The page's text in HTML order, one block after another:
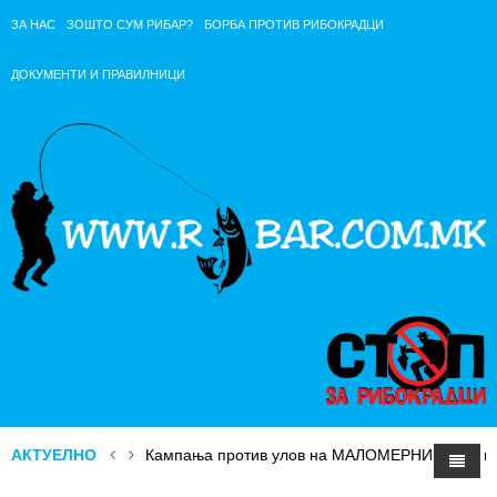
ЗА НАС ЗОШТО СУМ РИБАР? БОРБА ПРОТИВ РИБОКРАДЦИ
ДОКУМЕНТИ И ПРАВИЛНИЦИ
АКТУЕЛНО Кампања против улов на МАЛОМЕРНИ РИБИ